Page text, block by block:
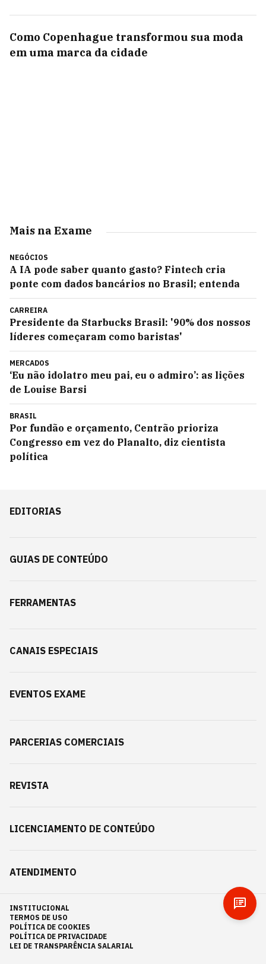
Como Copenhague transformou sua moda
em uma marca da cidade
Mais na Exame
NEGÓCIOS
A IA pode saber quanto gasto? Fintech cria
ponte com dados bancários no Brasil; entenda
CARREIRA
Presidente da Starbucks Brasil: '90% dos nossos
líderes começaram como baristas'
MERCADOS
‘Eu não idolatro meu pai, eu o admiro’: as lições
de Louise Barsi
BRASIL
Por fundão e orçamento, Centrão prioriza
Congresso em vez do Planalto, diz cientista
política
EDITORIAS
GUIAS DE CONTEÚDO
FERRAMENTAS
CANAIS ESPECIAIS
EVENTOS EXAME
PARCERIAS COMERCIAIS
REVISTA
LICENCIAMENTO DE CONTEÚDO
ATENDIMENTO
INSTITUCIONAL
TERMOS DE USO
POLÍTICA DE COOKIES
POLÍTICA DE PRIVACIDADE
LEI DE TRANSPARÊNCIA SALARIAL